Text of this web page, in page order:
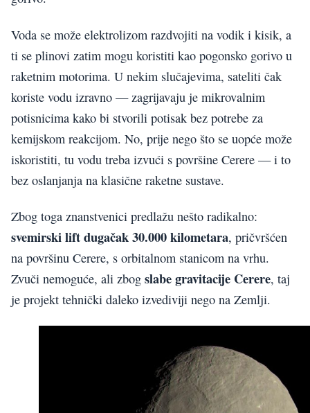
Voda se može elektrolizom razdvojiti na vodik i kisik, a
ti se plinovi zatim mogu koristiti kao pogonsko gorivo u
raketnim motorima. U nekim slučajevima, sateliti čak
koriste vodu izravno — zagrijavaju je mikrovalnim
potisnicima kako bi stvorili potisak bez potrebe za
kemijskom reakcijom. No, prije nego što se uopće može
iskoristiti, tu vodu treba izvući s površine Cerere — i to
bez oslanjanja na klasične raketne sustave.
Zbog toga znanstvenici predlažu nešto radikalno:
svemirski lift dugačak 30.000 kilometara, pričvršćen
na površinu Cerere, s orbitalnom stanicom na vrhu.
Zvuči nemoguće, ali zbog slabe gravitacije Cerere, taj
je projekt tehnički daleko izvediviji nego na Zemlji.